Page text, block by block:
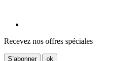
Recevez nos offres spéciales